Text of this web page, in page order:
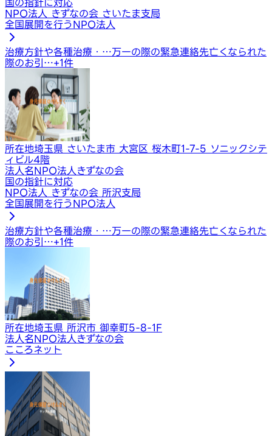
国の指針に対応
NPO法人 きずなの会 さいたま支局
全国展開を行うNPO法人
治療方針や各種治療・…万一の際の緊急連絡先亡くなられた
際のお引…+1件
所在地埼玉県 さいたま市 大宮区 桜木町1-7-5 ソニックシテ
ィビル4階
法人名NPO法人きずなの会
国の指針に対応
NPO法人 きずなの会 所沢支局
全国展開を行うNPO法人
治療方針や各種治療・…万一の際の緊急連絡先亡くなられた
際のお引…+1件
所在地埼玉県 所沢市 御幸町5-8-1F
法人名NPO法人きずなの会
こころネット